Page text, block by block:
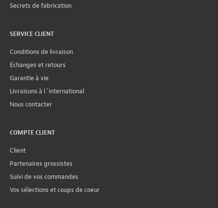
Secrets de fabrication
SERVICE CLIENT
Conditions de livraison
Échanges et retours
Garantie à vie
Livraisons à l´international
Nous contacter
COMPTE CLIENT
Client
Partenaires grossistes
Suivi de vos commandes
Vos sélections et coups de coeur